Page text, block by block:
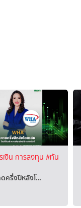
เงิน การลงทุน #ทัน
ครึ่งปีหลังโ…